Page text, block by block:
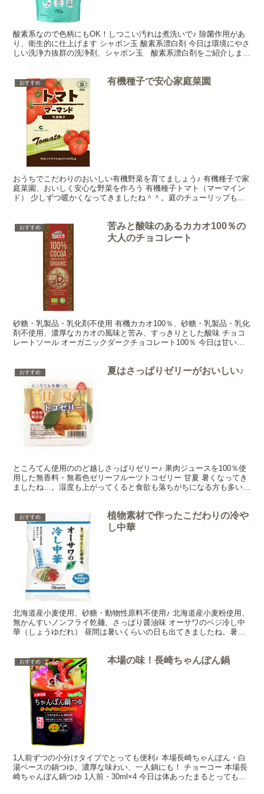
酸素系なので色柄にもOK！しつこい汚れは煮洗いで♪ 除菌作用があ
り、衛生的に仕上げます シャボン玉 酸素系漂白剤 今日は環境にやさ
しい洗浄力抜群の洗浄剤、シャボン玉 酸素系漂白剤をご紹介しまー
おすすめ 有機種子で安心家庭菜園
おうちでこだわりのおいしい有機野菜を育てましょう♪ 有機種子で家
庭菜園、おいしく安心な野菜を作ろう 有機種子トマト（マーマイン
ド） 少しずつ暖かくなってきましたね＾＾。庭のチューリップもだ
おすすめ
苦みと酸味のあるカカオ100％の
大人のチョコレート
砂糖・乳製品・乳化剤不使用 有機カカオ100％、砂糖・乳製品・乳化
剤不使用、濃厚なカカオの風味と苦み、すっきりとした酸味 チョコ
レートソール オーガニックダークチョコレート100％ 今日は甘いも
おすすめ 夏はさっぱりゼリーがおいしい♪
ところてん使用ののど越しさっぱりゼリー♪ 果肉ジュースを100％使
用した無香料・無着色ゼリーフルーツトコゼリー 甘夏 暑くなってき
ましたね…。湿度も上がってくると食欲も落ちがちになる方も多いの
おすすめ
植物素材で作ったこだわりの冷や
し中華
北海道産小麦使用、砂糖・動物性原料不使用♪ 北海道産小麦粉使用、
無かんすいノンフライ乾麺、さっぱり醤油味 オーサワのベジ冷し中
華（しょうゆだれ） 昼間は暑いくらいの日も出てきましたね。暑く
おすすめ 本場の味！長崎ちゃんぽん鍋
1人前ずつの小分けタイプでとっても便利♪ 本場長崎ちゃんぽん・白
湯ベースの鍋つゆ、濃厚な味わい、一人鍋にも！ チョーコー 本場長
崎ちゃんぽん鍋つゆ 1人前・30ml×4 今日は体あったまるとってもお